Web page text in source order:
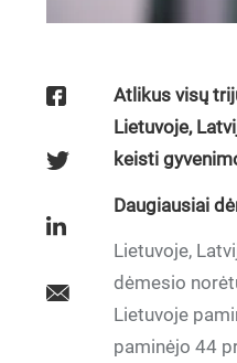
Atlikus visų
Lietuvoje,
keisti
Daugiausiai
Lietuvoje,
dėmesio
Lietuvoje
paminėjo 44